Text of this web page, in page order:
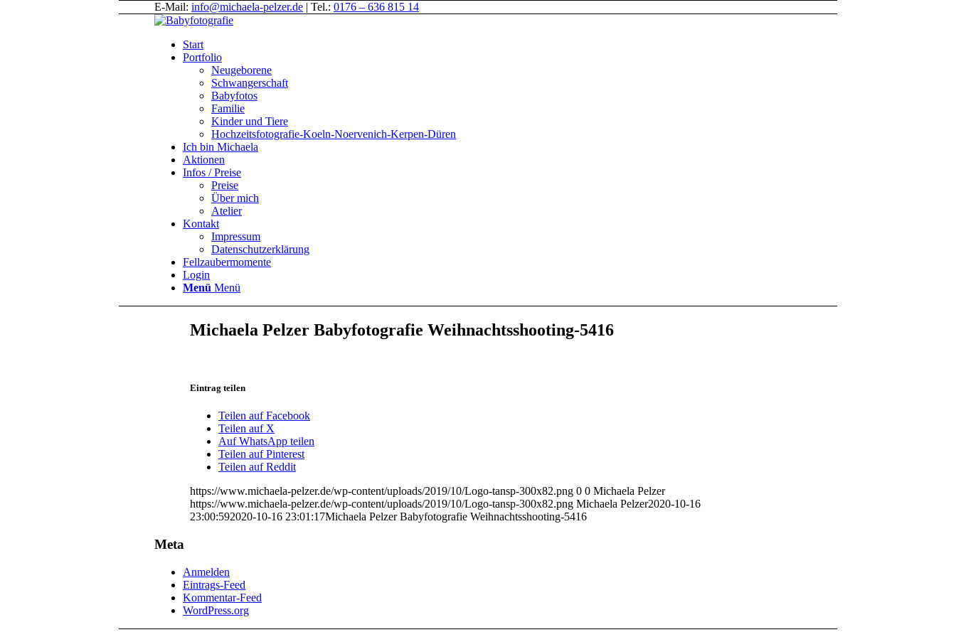
E-Mail: info@michaela-pelzer.de | Tel.: 0176 – 636 815 14
Start
Portfolio
Neugeborene
Schwangerschaft
Babyfotos
Familie
Kinder und Tiere
Hochzeitsfotografie-Koeln-Noervenich-Kerpen-Düren
Ich bin Michaela
Aktionen
Infos / Preise
Preise
Über mich
Atelier
Kontakt
Impressum
Datenschutzerklärung
Fellzaubermomente
Login
Menü Menü
Michaela Pelzer Babyfotografie Weihnachtsshooting-5416
Eintrag teilen
Teilen auf Facebook
Teilen auf X
Auf WhatsApp teilen
Teilen auf Pinterest
Teilen auf Reddit
https://www.michaela-pelzer.de/wp-content/uploads/2019/10/Logo-tansp-300x82.png 0 0 Michaela Pelzer
https://www.michaela-pelzer.de/wp-content/uploads/2019/10/Logo-tansp-300x82.png Michaela Pelzer2020-10-16
23:00:592020-10-16 23:01:17Michaela Pelzer Babyfotografie Weihnachtsshooting-5416
Meta
Anmelden
Eintrags-Feed
Kommentar-Feed
WordPress.org